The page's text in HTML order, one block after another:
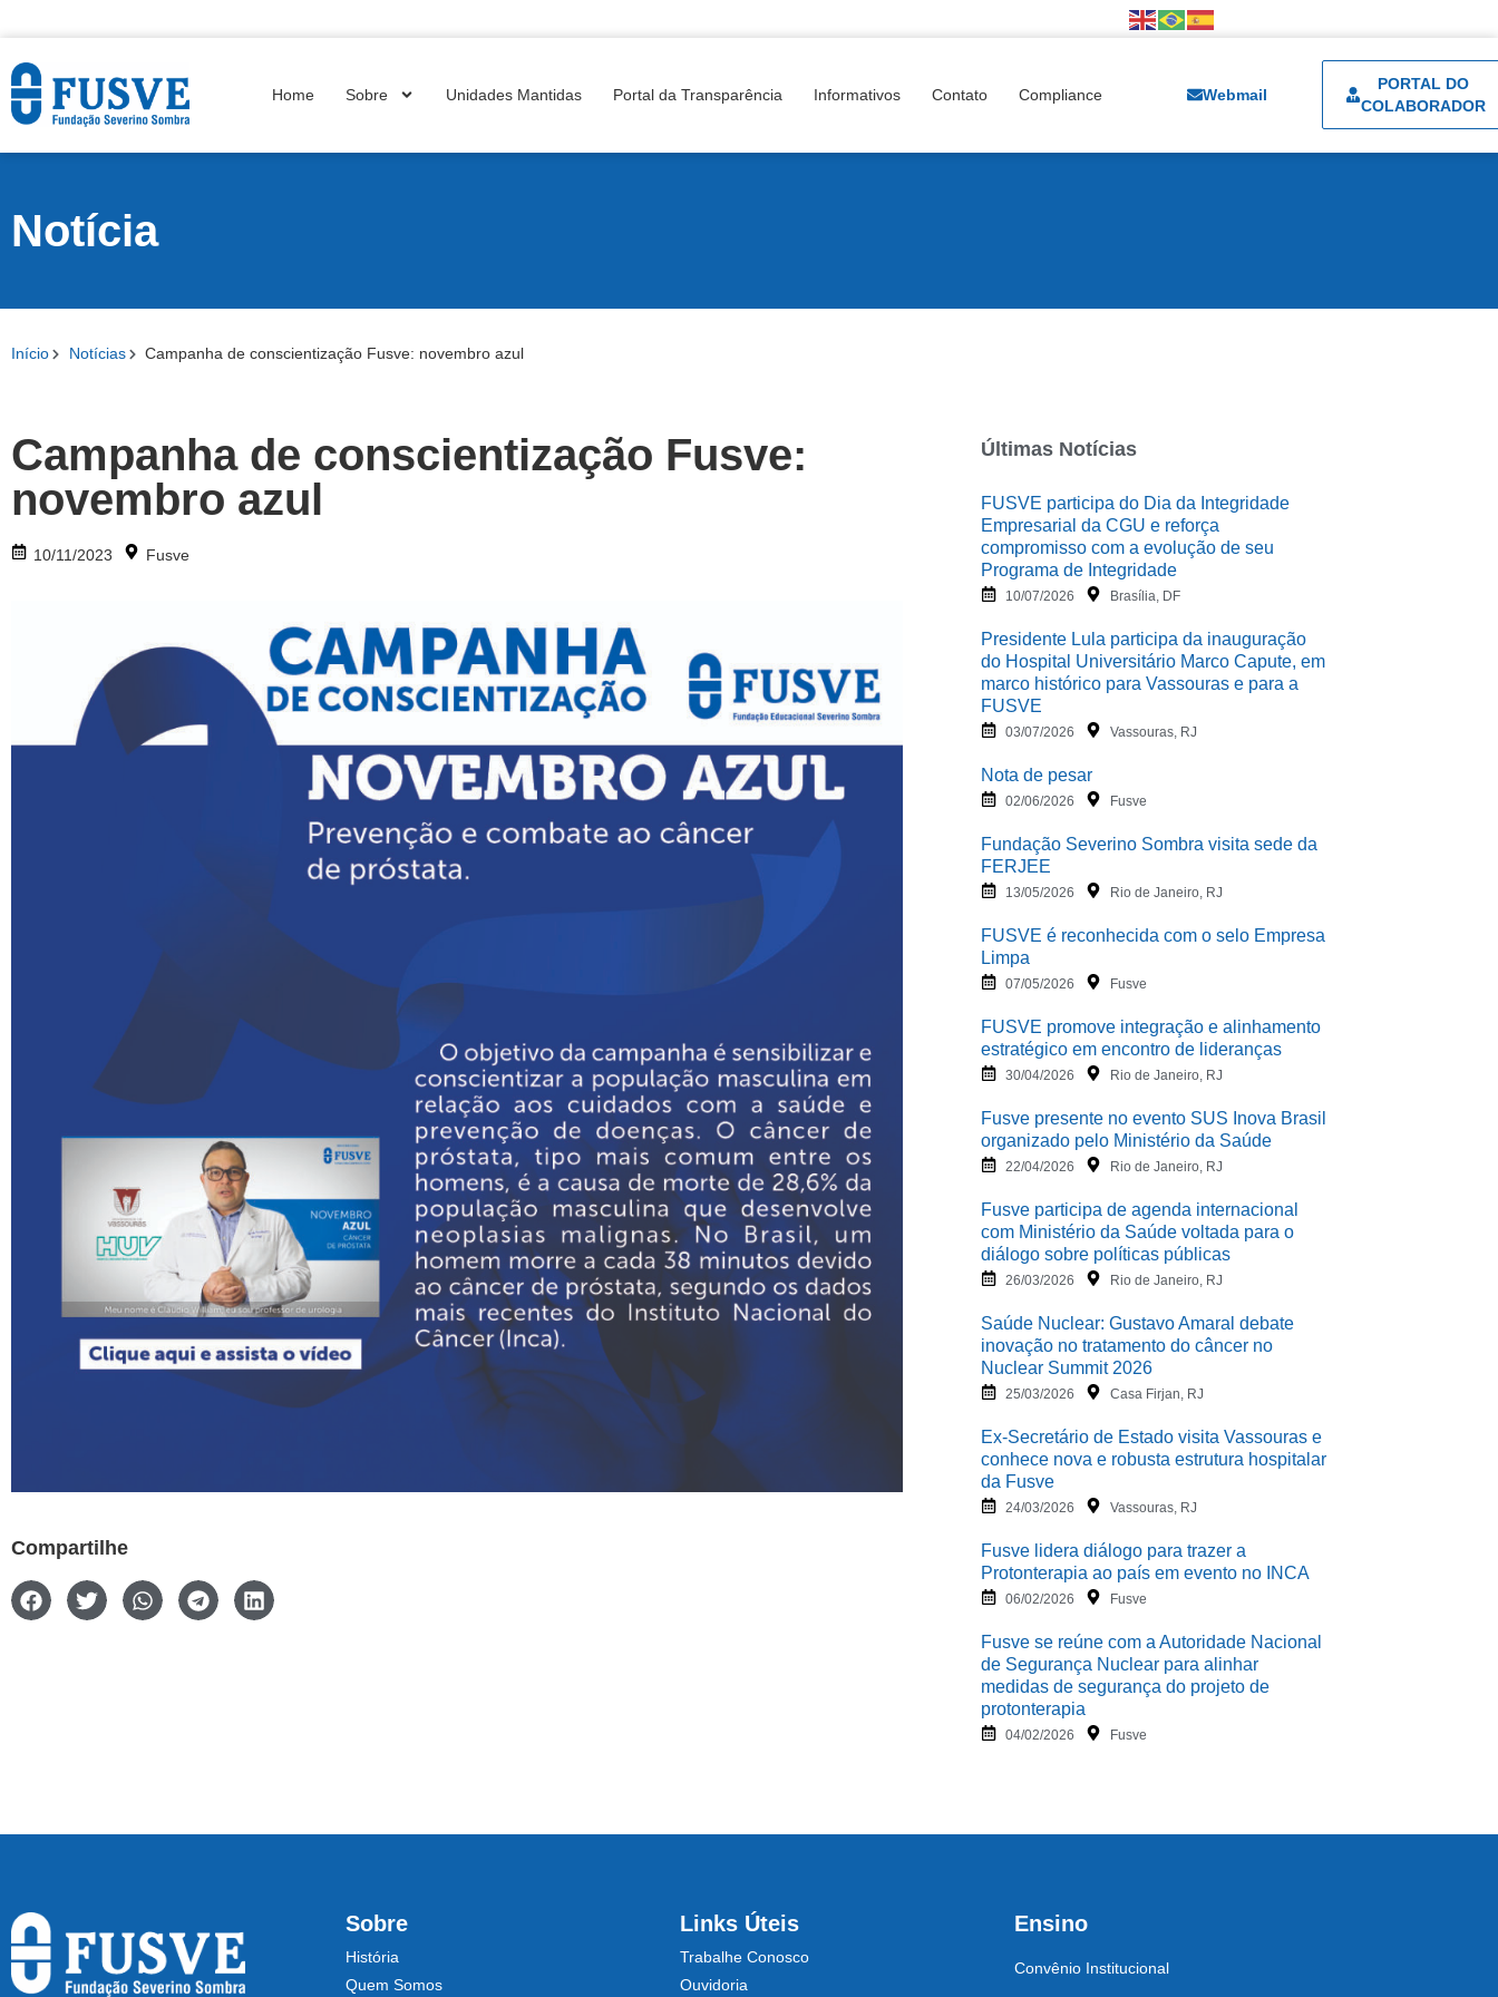
Home Sobre Unidades Mantidas Portal da Transparência Informativos Contato Compliance Webmail
PORTAL DO
COLABORADOR
Notícia
Início Notícias Campanha de conscientização Fusve: novembro azul
Campanha de conscientização Fusve:
novembro azul
10/11/2023 Fusve
Compartilhe
Últimas Notícias
FUSVE participa do Dia da Integridade
Empresarial da CGU e reforça
compromisso com a evolução de seu
Programa de Integridade
10/07/2026 Brasília, DF
Presidente Lula participa da inauguração
do Hospital Universitário Marco Capute, em
marco histórico para Vassouras e para a
FUSVE
03/07/2026 Vassouras, RJ
Nota de pesar
02/06/2026 Fusve
Fundação Severino Sombra visita sede da
FERJEE
13/05/2026 Rio de Janeiro, RJ
FUSVE é reconhecida com o selo Empresa
Limpa
07/05/2026 Fusve
FUSVE promove integração e alinhamento
estratégico em encontro de lideranças
30/04/2026 Rio de Janeiro, RJ
Fusve presente no evento SUS Inova Brasil
organizado pelo Ministério da Saúde
22/04/2026 Rio de Janeiro, RJ
Fusve participa de agenda internacional
com Ministério da Saúde voltada para o
diálogo sobre políticas públicas
26/03/2026 Rio de Janeiro, RJ
Saúde Nuclear: Gustavo Amaral debate
inovação no tratamento do câncer no
Nuclear Summit 2026
25/03/2026 Casa Firjan, RJ
Ex-Secretário de Estado visita Vassouras e
conhece nova e robusta estrutura hospitalar
da Fusve
24/03/2026 Vassouras, RJ
Fusve lidera diálogo para trazer a
Protonterapia ao país em evento no INCA
06/02/2026 Fusve
Fusve se reúne com a Autoridade Nacional
de Segurança Nuclear para alinhar
medidas de segurança do projeto de
protonterapia
04/02/2026 Fusve
Sobre
História
Quem Somos
Links Úteis
Trabalhe Conosco
Ouvidoria
Ensino
Convênio Institucional